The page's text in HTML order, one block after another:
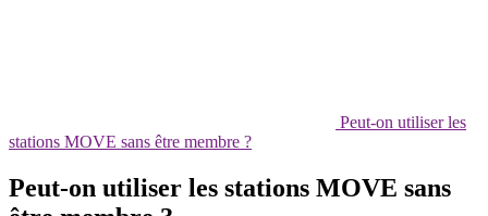
Peut-on utiliser les
stations MOVE sans être membre ?
Peut-on utiliser les stations MOVE sans